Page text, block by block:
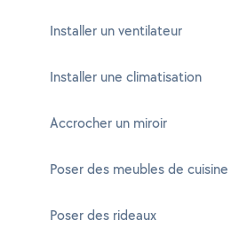
Installer un ventilateur
Installer une climatisation
Accrocher un miroir
Poser des meubles de cuisine
Poser des rideaux